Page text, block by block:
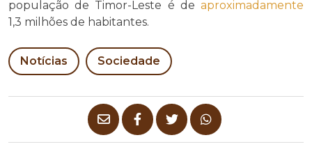
população de Timor-Leste é de aproximadamente
1,3 milhões de habitantes.
Notícias Sociedade